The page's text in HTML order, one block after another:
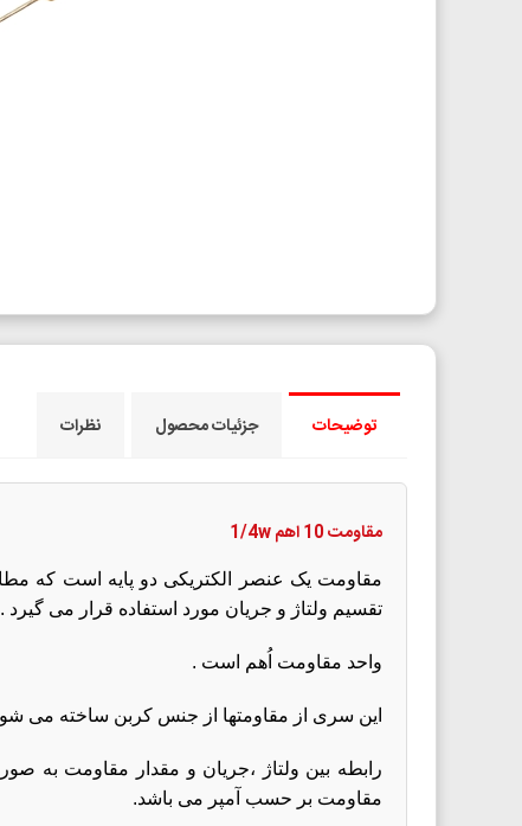
توضیحات جزئیات محصول نظرات
مقاومت 10 اهم 1/4w
مقاومت یک عنصر الکتریکی دو پایه است که
تقسیم ولتاژ و جریان مورد استفاده قرار می گیرد .
واحد مقاومت اُهم است .
این سری از مقاومتها از جنس کربن ساخته می
مقاومت بر حسب آمپر می باشد.